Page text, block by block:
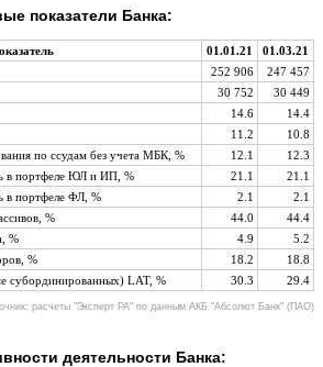
показатели Банка:
01.01.21
01.03.21
252 906
247 457
30 752
30 449
14.6
14.4
11.2
10.8
по ссудам без учета МБК, %
12.1
12.3
в портфеле ЮЛ и ИП, %
21.1
21.1
в портфеле ФЛ, %
2.1
2.1
%
44.0
44.4
%
4.9
5.2
%
18.2
18.8
субординированных) LAT, %
30.3 29.4
расчеты "Эксперт РА" по данным АКБ "Абсолют Банк" (ПАО)
деятельности Банка: